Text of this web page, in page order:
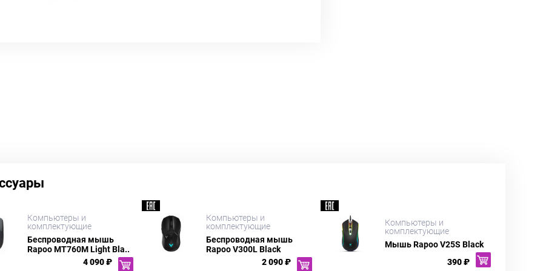
Компьютеры и
комплектующие
Беспроводная мышь
Rapoo MT760M Light Bla..
4 090 ₽
Компьютеры и
комплектующие
Беспроводная мышь
Rapoo V300L Black
2 090 ₽
Компьютеры и
комплектующие
Мышь Rapoo V25S Black
390 ₽